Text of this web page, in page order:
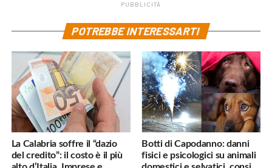
PUBBLICITÀ
POTREBBE INTERESSARTI
La Calabria soffre il “dazio
del credito”: il costo è il più
Botti di Capodanno: danni
fisici e psicologici su animali